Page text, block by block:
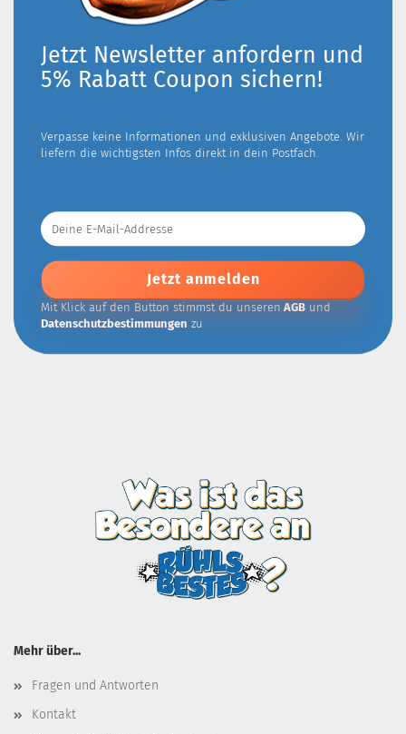
Jetzt Newsletter anfordern und
5% Rabatt Coupon sichern!
Verpasse keine Informationen und exklusiven Angebote. Wir
liefern die wichtigsten Infos direkt in dein Postfach.
Deine
E-
Mail-
Addresse
Mit Klick auf den Button stimmst du unseren AGB und
Datenschutzbestimmungen zu
Mehr über...
Fragen und Antworten
Kontakt